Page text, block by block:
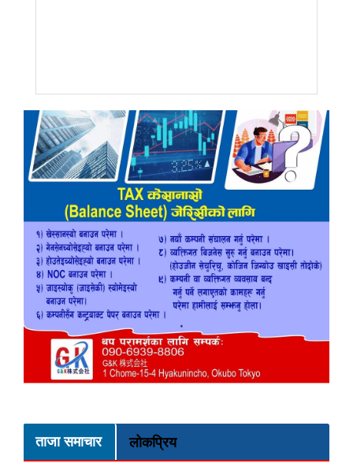
ताजा समाचार लोकप्रिय